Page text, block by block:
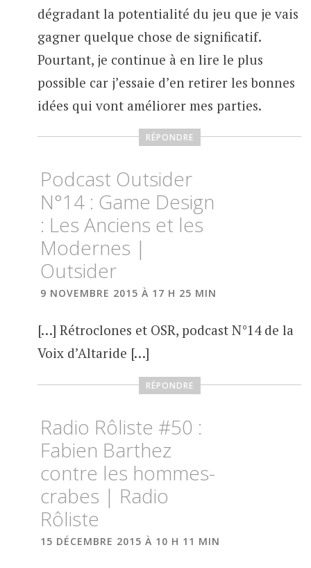
dégradant la potentialité du jeu que je vais
gagner quelque chose de significatif.
Pourtant, je continue à en lire le plus
possible car j’essaie d’en retirer les bonnes
idées qui vont améliorer mes parties.
RÉPONDRE
Podcast Outsider
N°14 : Game Design
: Les Anciens et les
Modernes |
Outsider
9 NOVEMBRE 2015 À 17 H 25 MIN
[…] Rétroclones et OSR, podcast N°14 de la
Voix d’Altaride […]
RÉPONDRE
Radio Rôliste #50 :
Fabien Barthez
contre les hommes-
crabes | Radio
Rôliste
15 DÉCEMBRE 2015 À 10 H 11 MIN